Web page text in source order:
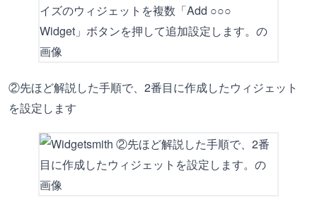
②先ほど解説した手順で、2番目に作成したウィジェット
を設定します